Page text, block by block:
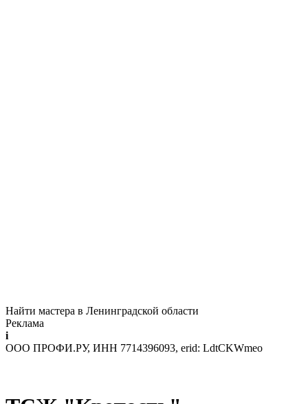
Найти мастера в Ленинградской области
Реклама
i
ООО ПРОФИ.РУ, ИНН 7714396093, erid: LdtCKWmeo